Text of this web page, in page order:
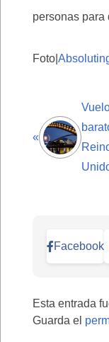
personas para
Foto|
«
Facebook
Esta entrada
Guarda el